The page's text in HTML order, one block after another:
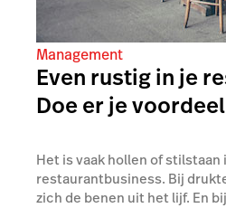
Management
Even rustig in je
Doe er je
Het is vaak hollen of stilstaan
restaurantbusiness. Bij
zich de benen uit het lijf. En